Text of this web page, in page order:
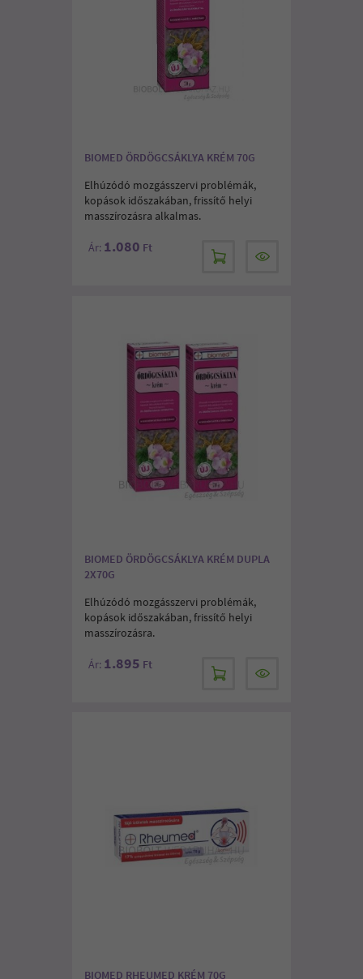
BIOMED ÖRDÖGCSÁKLYA KRÉM 70G
Elhúzódó mozgásszervi problémák,
kopások időszakában, frissítő helyi
masszírozásra alkalmas.
Ár: 1.080 Ft
BIOMED ÖRDÖGCSÁKLYA KRÉM DUPLA
2X70G
Elhúzódó mozgásszervi problémák,
kopások időszakában, frissítő helyi
masszírozásra.
Ár: 1.895 Ft
BIOMED RHEUMED KRÉM 70G